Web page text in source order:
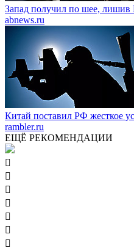
Запад получил по шее, лишив
abnews.ru
Китай поставил РФ жесткое
rambler.ru
ЕЩЁ РЕКОМЕНДАЦИИ






